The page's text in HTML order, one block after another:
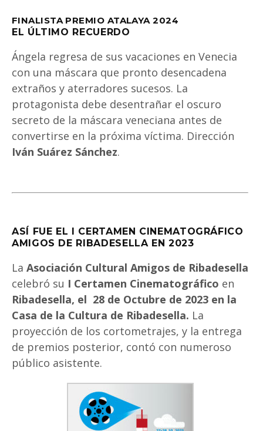
FINALISTA PREMIO ATALAYA 2024
EL ÚLTIMO RECUERDO
Ángela regresa de sus vacaciones en Venecia
con una máscara que pronto desencadena
extraños y aterradores sucesos. La
protagonista debe desentrañar el oscuro
secreto de la máscara veneciana antes de
convertirse en la próxima víctima. Dirección
Iván Suárez Sánchez.
ASÍ FUE EL I CERTAMEN CINEMATOGRÁFICO
AMIGOS DE RIBADESELLA EN 2023
La Asociación Cultural Amigos de Ribadesella
celebró su I Certamen Cinematográfico en
Ribadesella, el 28 de Octubre de 2023 en la
Casa de la Cultura de Ribadesella. La
proyección de los cortometrajes, y la entrega
de premios posterior, contó con numeroso
público asistente.